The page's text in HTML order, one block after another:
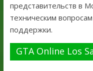
представительств в
техническим
поддержки.
GTA Online Los